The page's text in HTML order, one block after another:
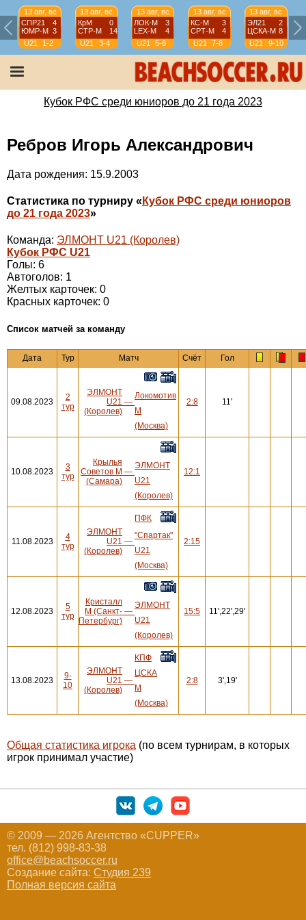
13 авг, вс
СПР21
4
ЮМР-М 3
U21
1-2
13 авг, вс
КрМ
0
СТР-М
14
U21
3-4
13 авг, вс
ЛОК-М
3
LEX-М
4
U21
5-6
13 авг, вс
КС-М
3
СРТ-М
4
U21
7-8
13 авг, вс
ЭЛ21
2
ЦСКА-М 8
U21
9-10
Кубок РФС среди юниоров до 21 года 2023
Ребров Игорь Александрович
Дата рождения: 15.9.2003
Статистика по турниру « Кубок РФС среди юниоров
до 21 года 2023»
Команда: ЭЛМОНТ U21 (Королев)
Кубок РФС U21
Голы: 6
Автоголов: 1
Желтых карточек: 0
Красных карточек: 0
Cписок матчей за команду
Дата Тур Матч Счёт Гол
09.08.2023
2
тур
ЭЛМОНТ
U21
(Королев)
—
Локомотив
М
(Москва)
2:8 11'
10.08.2023
3
тур
Крылья
Советов М
(Самара)
—
ЭЛМОНТ
U21
(Королев)
12:1
11.08.2023
4
тур
ЭЛМОНТ
U21
(Королев)
—
ПФК
"Спартак"
U21
(Москва)
2:15
12.08.2023
5
тур
Кристалл
М (Санкт-
Петербург)
—
ЭЛМОНТ
U21
(Королев)
15:5 11',22',29'
13.08.2023
9-
10
ЭЛМОНТ
U21
(Королев)
—
КПФ
ЦСКА
М
(Москва)
2:8 3',19'
Общая статистика игрока (по всем турнирам, в которых
игрок принимал участие)
© 2009 — 2026 Агентство «CUPPER»
тел. (812) 998-83-38
office@beachsoccer.ru
Создание сайта: Студия 239
Полная версия сайта